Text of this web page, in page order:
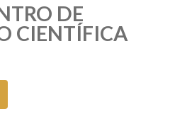
DE
CIENTÍFICA